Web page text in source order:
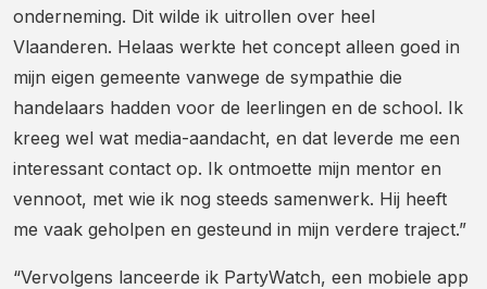
onderneming. Dit wilde ik uitrollen over heel
Vlaanderen. Helaas werkte het concept alleen goed in
mijn eigen gemeente vanwege de sympathie die
handelaars hadden voor de leerlingen en de school. Ik
kreeg wel wat media-aandacht, en dat leverde me een
interessant contact op. Ik ontmoette mijn mentor en
vennoot, met wie ik nog steeds samenwerk. Hij heeft
me vaak geholpen en gesteund in mijn verdere traject.”
“Vervolgens lanceerde ik PartyWatch, een mobiele app